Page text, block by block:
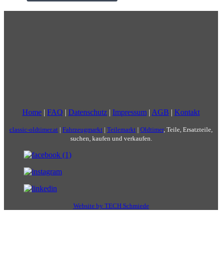
Home | FAQ | Datenschutz | Impressum | AGB | Kontakt
classic-oldtimer.at | Fahrzeugmarkt | Teilemarkt | Oldtimer, Teile, Ersatzteile,
suchen, kaufen und verkaufen.
Website by TECH Schmiede